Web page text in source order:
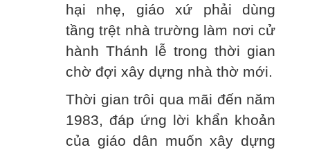
hại nhẹ, giáo xứ phải dùng
tầng trệt nhà trường làm nơi cử
hành Thánh lễ trong thời gian
chờ đợi xây dựng nhà thờ mới.
Thời gian trôi qua mãi đến năm
1983, đáp ứng lời khẩn khoản
của giáo dân muốn xây dựng